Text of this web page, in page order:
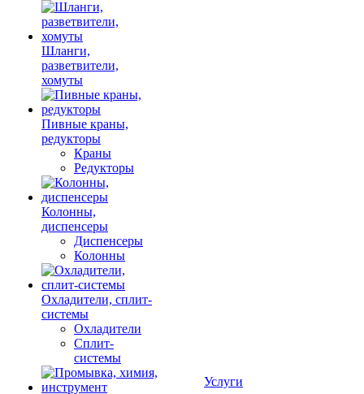
Шланги,
разветвители,
хомуты
Пивные краны,
редукторы
Краны
Редукторы
Колонны,
диспенсеры
Диспенсеры
Колонны
Охладители, сплит-
системы
Охладители
Сплит-
системы
Услуги